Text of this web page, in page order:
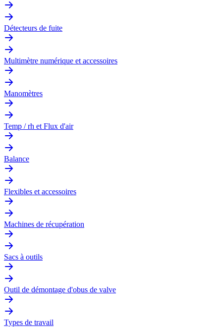
Détecteurs de fuite
Multimètre numérique et accessoires
Manomètres
Temp / rh et Flux d'air
Balance
Flexibles et accessoires
Machines de récupération
Sacs à outils
Outil de démontage d'obus de valve
Types de travail